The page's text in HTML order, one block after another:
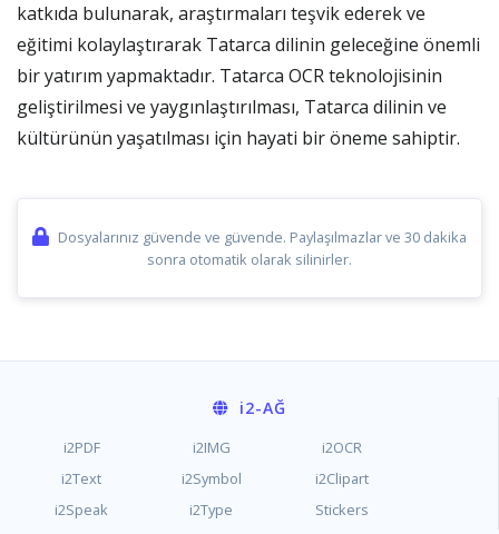
katkıda bulunarak, araştırmaları teşvik ederek ve
eğitimi kolaylaştırarak Tatarca dilinin geleceğine önemli
bir yatırım yapmaktadır. Tatarca OCR teknolojisinin
geliştirilmesi ve yaygınlaştırılması, Tatarca dilinin ve
kültürünün yaşatılması için hayati bir öneme sahiptir.
Dosyalarınız güvende ve güvende. Paylaşılmazlar ve 30 dakika
sonra otomatik olarak silinirler.
i2-AĞ
i2PDF i2IMG
i2OCR
i2Text
i2Symbol
i2Clipart
i2Speak
i2Type Stickers